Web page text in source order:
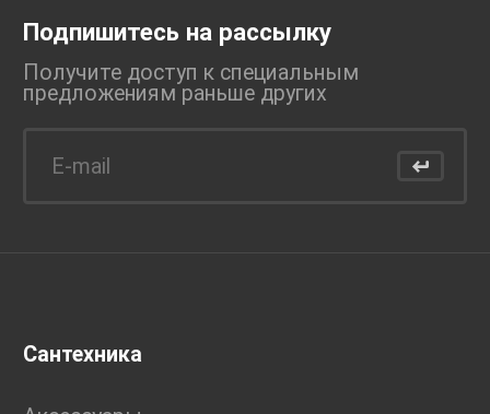
Подпишитесь на рассылку
Получите доступ к специальным
предложениям раньше других
Сантехника